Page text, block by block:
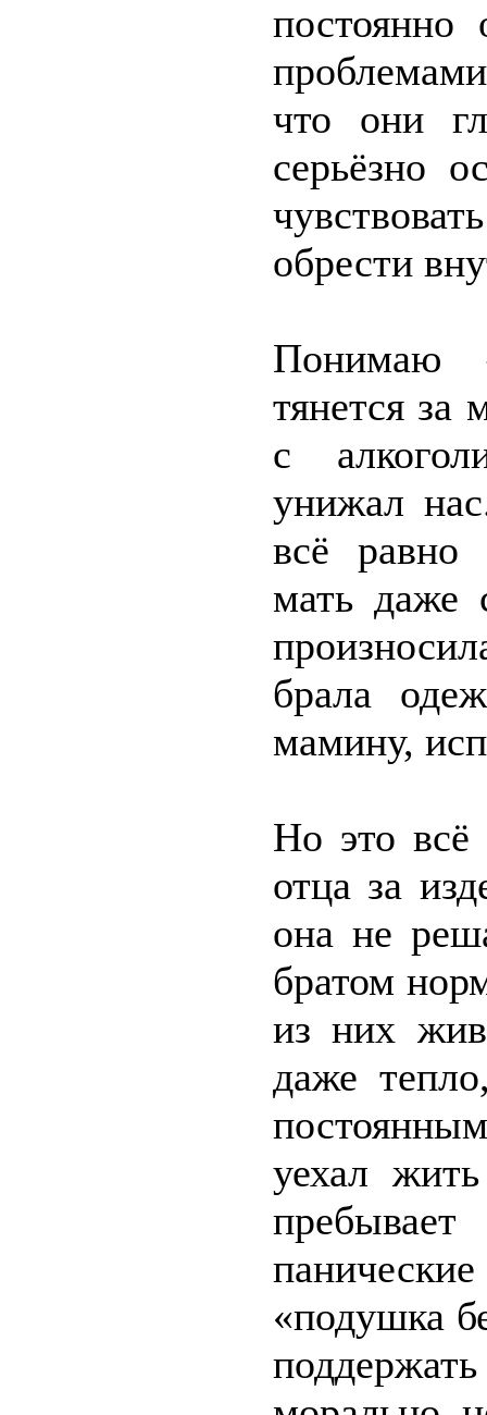
постоянно
что они
серьёзно
обрести
Понимаю
тянется за
с
унижал
всё равно
мать даже
брала
мамину,
Но это
отца за
она не
братом
из них
даже
уехал
«подушка